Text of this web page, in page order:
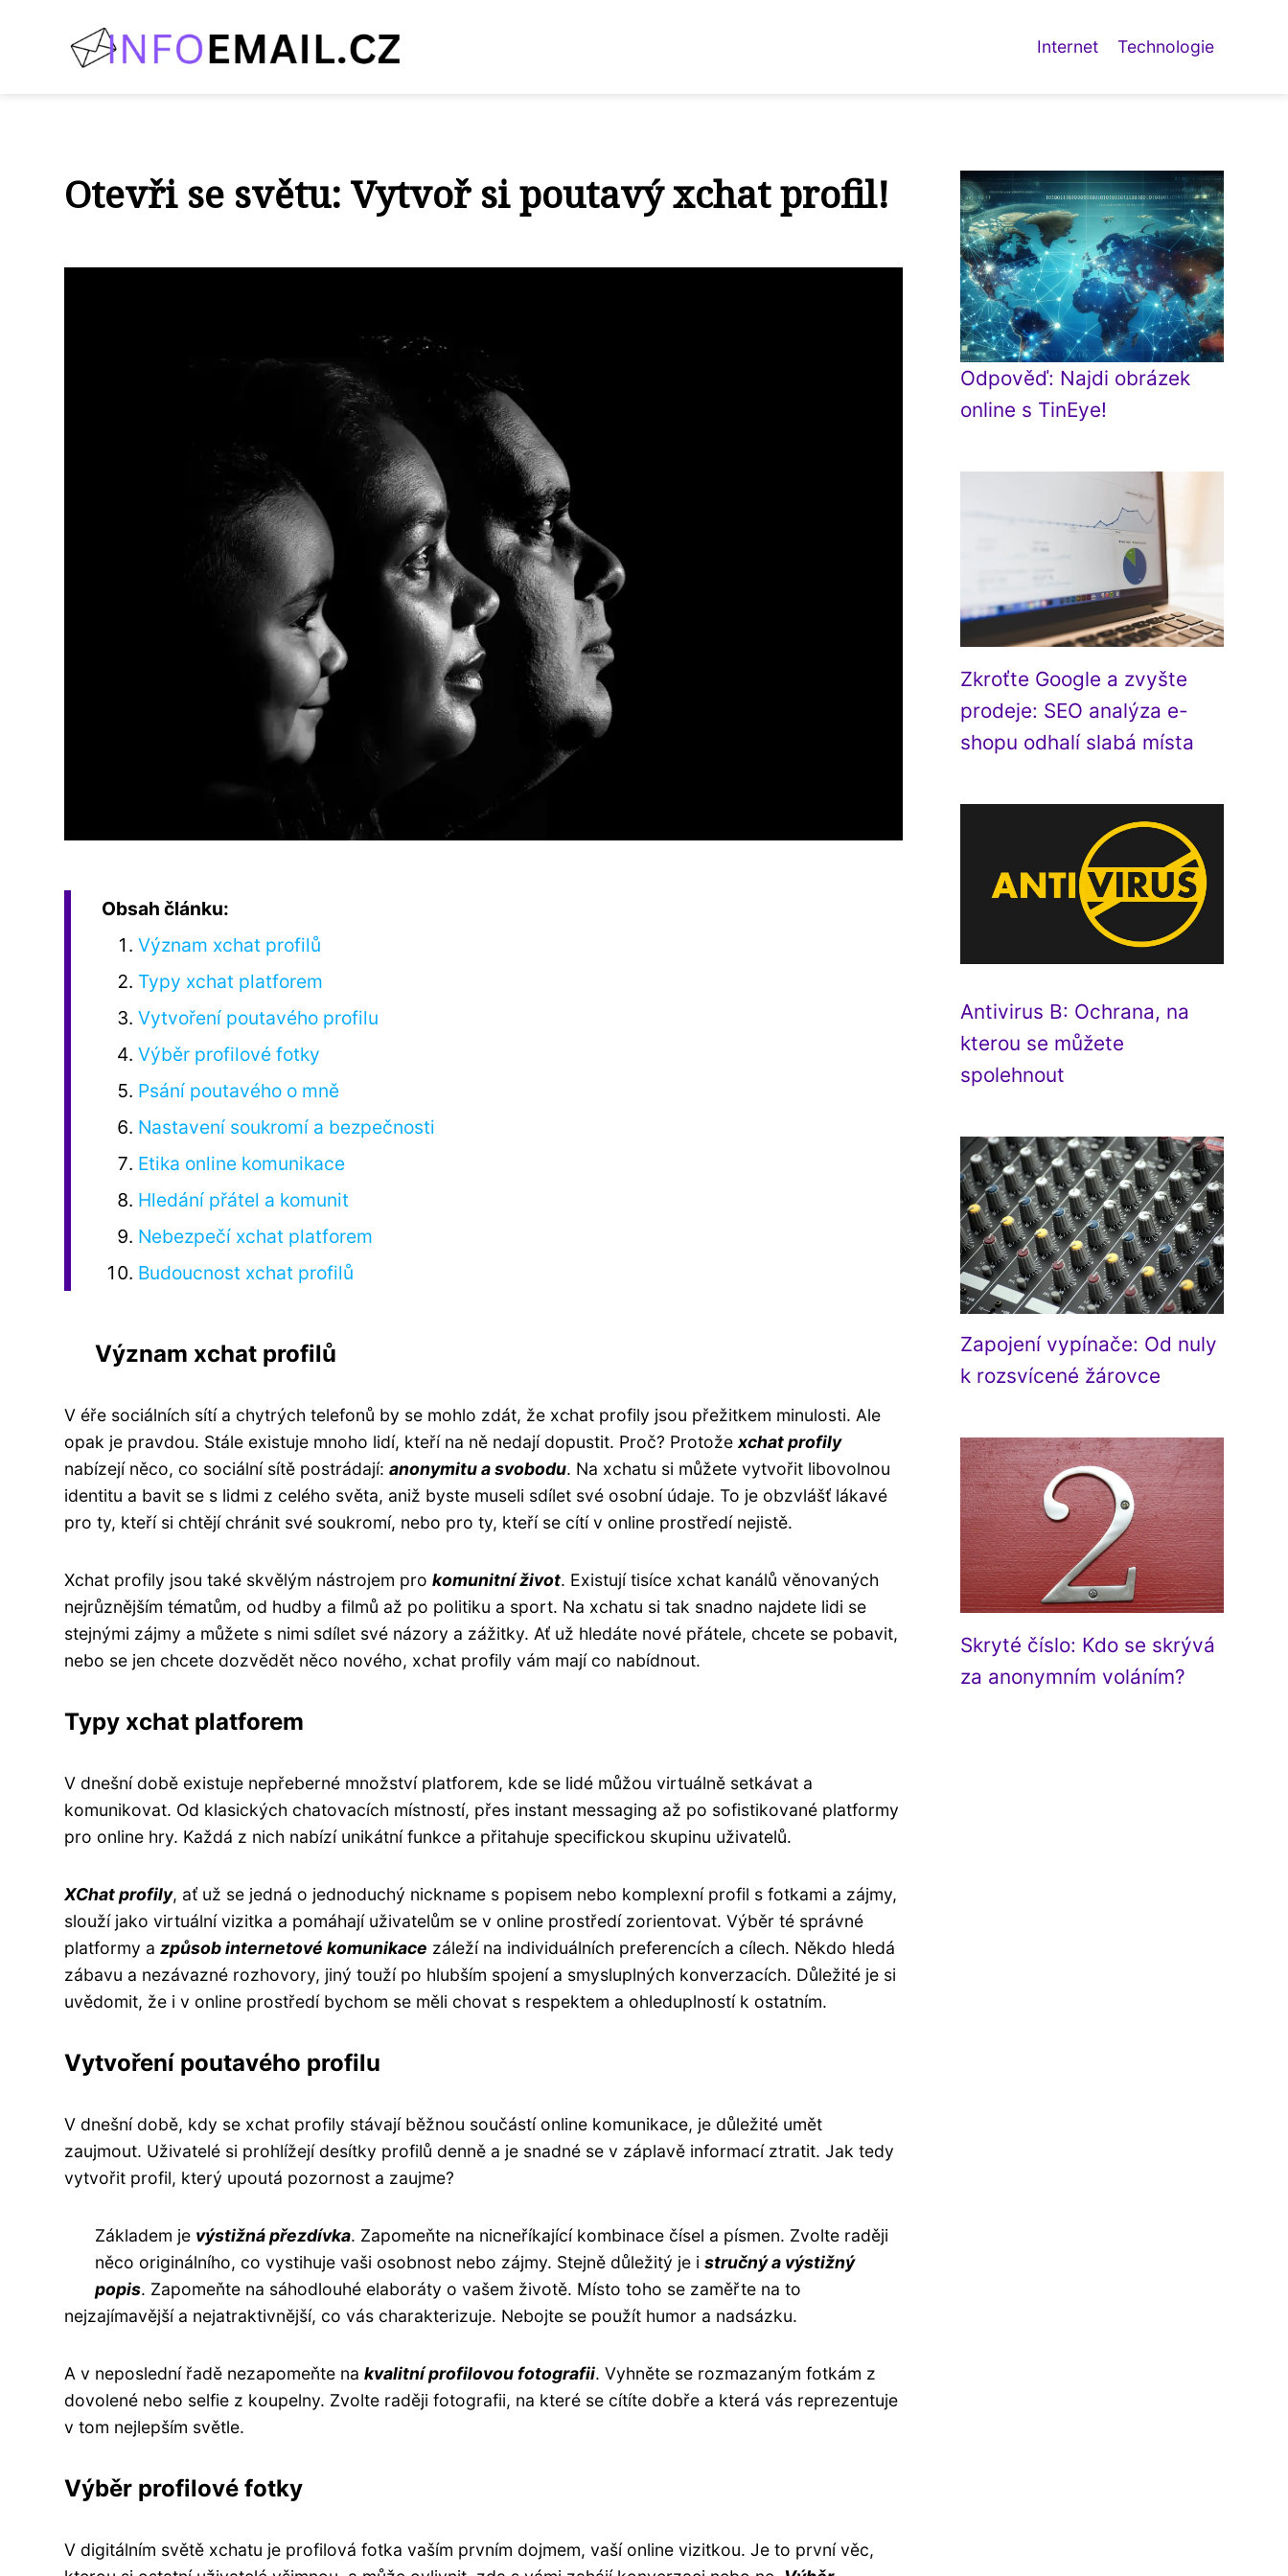
Internet Technologie
Otevři se světu: Vytvoř si poutavý xchat profil!
Obsah článku:
Význam xchat profilů
Typy xchat platforem
Vytvoření poutavého profilu
Výběr profilové fotky
Psání poutavého o mně
Nastavení soukromí a bezpečnosti
Etika online komunikace
Hledání přátel a komunit
Nebezpečí xchat platforem
Budoucnost xchat profilů
Význam xchat profilů
V éře sociálních sítí a chytrých telefonů by se mohlo zdát, že xchat profily jsou přežitkem minulosti. Ale
opak je pravdou. Stále existuje mnoho lidí, kteří na ně nedají dopustit. Proč? Protože xchat profily
nabízejí něco, co sociální sítě postrádají: anonymitu a svobodu. Na xchatu si můžete vytvořit libovolnou
identitu a bavit se s lidmi z celého světa, aniž byste museli sdílet své osobní údaje. To je obzvlášť lákavé
pro ty, kteří si chtějí chránit své soukromí, nebo pro ty, kteří se cítí v online prostředí nejistě.
Xchat profily jsou také skvělým nástrojem pro komunitní život. Existují tisíce xchat kanálů věnovaných
nejrůznějším tématům, od hudby a filmů až po politiku a sport. Na xchatu si tak snadno najdete lidi se
stejnými zájmy a můžete s nimi sdílet své názory a zážitky. Ať už hledáte nové přátele, chcete se pobavit,
nebo se jen chcete dozvědět něco nového, xchat profily vám mají co nabídnout.
Typy xchat platforem
V dnešní době existuje nepřeberné množství platforem, kde se lidé můžou virtuálně setkávat a
komunikovat. Od klasických chatovacích místností, přes instant messaging až po sofistikované platformy
pro online hry. Každá z nich nabízí unikátní funkce a přitahuje specifickou skupinu uživatelů.
XChat profily, ať už se jedná o jednoduchý nickname s popisem nebo komplexní profil s fotkami a zájmy,
slouží jako virtuální vizitka a pomáhají uživatelům se v online prostředí zorientovat. Výběr té správné
platformy a způsob internetové komunikace záleží na individuálních preferencích a cílech. Někdo hledá
zábavu a nezávazné rozhovory, jiný touží po hlubším spojení a smysluplných konverzacích. Důležité je si
uvědomit, že i v online prostředí bychom se měli chovat s respektem a ohleduplností k ostatním.
Vytvoření poutavého profilu
V dnešní době, kdy se xchat profily stávají běžnou součástí online komunikace, je důležité umět
zaujmout. Uživatelé si prohlížejí desítky profilů denně a je snadné se v záplavě informací ztratit. Jak tedy
vytvořit profil, který upoutá pozornost a zaujme?
Základem je výstižná přezdívka. Zapomeňte na nicneříkající kombinace čísel a písmen. Zvolte raději
něco originálního, co vystihuje vaši osobnost nebo zájmy. Stejně důležitý je i stručný a výstižný
popis. Zapomeňte na sáhodlouhé elaboráty o vašem životě. Místo toho se zaměřte na to
nejzajímavější a nejatraktivnější, co vás charakterizuje. Nebojte se použít humor a nadsázku.
A v neposlední řadě nezapomeňte na kvalitní profilovou fotografii. Vyhněte se rozmazaným fotkám z
dovolené nebo selfie z koupelny. Zvolte raději fotografii, na které se cítíte dobře a která vás reprezentuje
v tom nejlepším světle.
Výběr profilové fotky
V digitálním světě xchatu je profilová fotka vaším prvním dojmem, vaší online vizitkou. Je to první věc,
Odpověď: Najdi obrázek
online s TinEye!
Zkroťte Google a zvyšte
prodeje: SEO analýza e-
shopu odhalí slabá místa
Antivirus B: Ochrana, na
kterou se můžete
spolehnout
Zapojení vypínače: Od nuly
k rozsvícené žárovce
Skryté číslo: Kdo se skrývá
za anonymním voláním?